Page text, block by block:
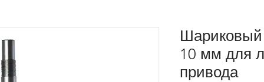
10 мм для
привода